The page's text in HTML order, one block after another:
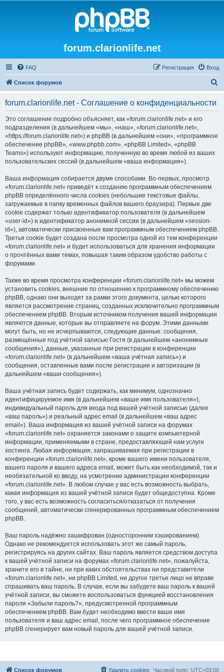
forum.clarionlife.net
FAQ Вход
Регистрация
Список форумов
forum.clarionlife.net - Соглашение о конфиденциальности
Это соглашение подробно объясняет, как «forum.clarionlife.net» и его
подразделения (в дальнейшем «мы», «наш», «forum.clarionlife.net»,
«https://forum.clarionlife.net») и phpBB (в дальнейшем «они», «программное
обеспечение phpBB», «www.phpbb.com», «phpBB Limited», «phpBB
Teams») используют информацию, полученную во время любой из ваших
пользовательских сессий (в дальнейшем «ваша информация»).
Ваша информация собирается двумя способами. Во-первых, просмотр
«forum.clarionlife.net» приведёт к созданию программным обеспечением
phpBB определённого числа cookies (небольшие текстовые файлы,
загружаемые в папку временных файлов вашего браузера). Первые две
cookie содержат только идентификатор пользователя (в дальнейшем
«user-id») и идентификатор анонимной сессии (в дальнейшем «session-
id»), автоматически присвоенные вам программным обеспечением phpBB.
Третья cookie будет создана после просмотра одной из тем конференции
«forum.clarionlife.net» и будет использоваться для хранения информации
о прочтённых вами темах, повышая таким образом удобство работы с
форумами.
Также во время просмотра конференции «forum.clarionlife.net» мы можем
установить cookies, внешние по отношению к программному обеспечению
phpBB, однако они выходят за рамки этого документа, целью которого
является рассмотрение страниц, созданных исключительно программным
обеспечением phpBB. Вторым источником получения вашей информации
являются данные, которые вы отправляете на форум. Этими данными
могут быть, но не исчерпываются, следующие данные: сообщения,
размещённые под учётной записью Гостя (в дальнейшем «анонимные
сообщения»), данные, указанные при регистрации в конференции
«forum.clarionlife.net» (в дальнейшем «ваша учётная запись») и
сообщения, оставленные вами после регистрации и авторизации (в
дальнейшем «ваши сообщения»).
Ваша учётная запись будет содержать, как минимум, однозначно
идентифицируемое имя (в дальнейшем «ваше имя пользователя»),
индивидуальный пароль для входа под вашей учётной записью (далее
«ваш пароль») и реальный адрес email (в дальнейшем «ваш адрес
email»). Ваша информация из вашей учётной записи на форумах
«forum.clarionlife.net» охраняется законами о защите компьютерной
информации, применяемыми в стране, предоставляющей нам услуги
хостинга. Любая информация, запрашиваемая при регистрации в
конференции «forum.clarionlife.net», кроме вашего имени пользователя,
вашего пароля и вашего адреса email, может быть как необходимой, так и
необязательной ко вводу, на усмотрение администрации конференции
«forum.clarionlife.net». В любом случае у вас есть возможность выбрать,
какая информация из вашей учётной записи будет общедоступна. Кроме
того, у вас есть возможность согласиться/отказаться от получения
сообщений, автоматически сгенерированных программным обеспечением
phpBB.
Ваш пароль надёжно зашифрован (односторонним хэшированием).
Однако не рекомендуется использовать этот же самый пароль,
регистрируясь на других сайтах. Ваш пароль является средством доступа
к вашей учётной записи на форумах «forum.clarionlife.net», пожалуйста,
храните его в тайне, ни при каких обстоятельствах ни представители
«forum.clarionlife.net», ни phpBB Limited, ни другое третье лицо не вправе
спрашивать ваш пароль. В случае, если вы забудете ваш пароль к вашей
учётной записи, вы сможете воспользоваться функцией восстановления
пароля «Забыли пароль?», предусмотренной программным
обеспечением phpBB. Вам будет необходимо ввести ваше имя
пользователя и ваш адрес email, после чего программное обеспечение
phpBB сгенерирует вам новый пароль для вашей учётной записи.
Список форумов Часовой пояс: UTC+03:00
Удалить cookies